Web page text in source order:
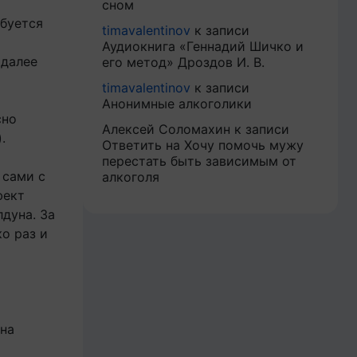
сами с
За
раз и
сном
timavalentinov к записи
Аудиокнига «Геннадий Шичко и
его метод» Дроздов И. В.
timavalentinov к записи
Анонимные алкоголики
Алексей Соломахин к записи
Ответить на Хочу помочь мужу
перестать быть зависимым от
алкоголя